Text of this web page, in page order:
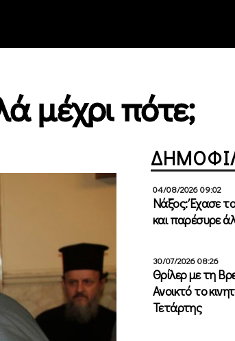
μέχρι πότε;
04/08/2026 09:02
Νάξος: Έχασε
και παρέσυρε
30/07/2026 08:26
Θρίλερ με τη
Ανοικτό το
Τετάρτης